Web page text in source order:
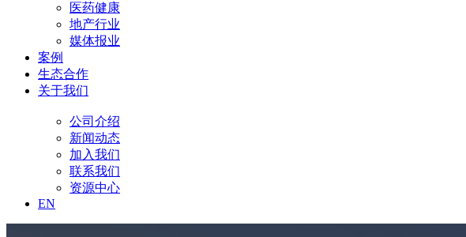
医药健康
地产行业
媒体报业
案例
生态合作
关于我们
公司介绍
新闻动态
加入我们
联系我们
资源中心
EN